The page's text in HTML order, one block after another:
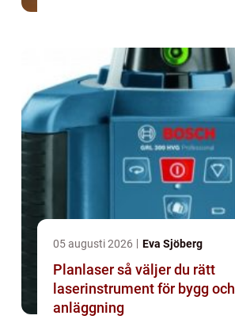
05 augusti 2026 Eva Sjöberg
Planlaser så väljer du rätt
laserinstrument för bygg och
anläggning